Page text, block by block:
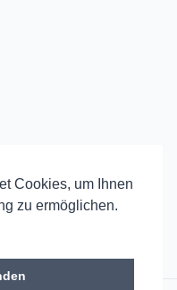
Cookies, um Ihnen
zu ermöglichen.